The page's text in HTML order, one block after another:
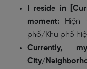
I reside in
moment:
Hiện
phố/Khu phố
Currently,
City/